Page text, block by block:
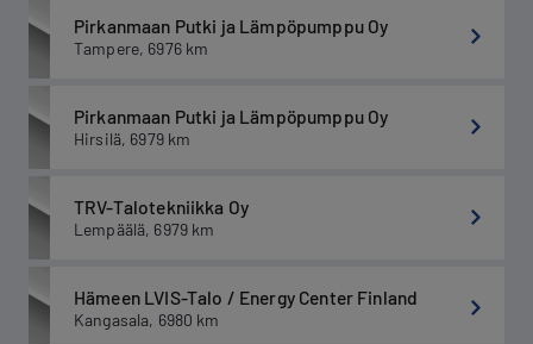
Pirkanmaan Putki ja Lämpöpumppu Oy
Tampere, 6976 km
Pirkanmaan Putki ja Lämpöpumppu Oy
Hirsilä, 6979 km
TRV-Talotekniikka Oy
Lempäälä, 6979 km
Hämeen LVIS-Talo / Energy Center Finland
Kangasala, 6980 km